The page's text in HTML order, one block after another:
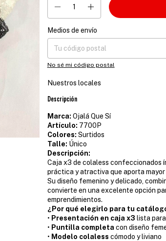
Entregas para el CP:
Medios de envío
No sé mi código postal
Nuestros locales
Descripción
Marca: Ojalá Que Sí
Artículo: 7700P
Colores: Surtidos
Talle: Único
Descripción:
Caja x3 de colaless confeccionados
práctica y atractiva que aporta
Su diseño femenino y delicado,
convierte en una excelente opción
emprendimientos.
¿Por qué elegirlo para tu
• Presentación en caja x3 lista
• Puntilla completa con diseño
• Modelo colaless cómodo y liviano